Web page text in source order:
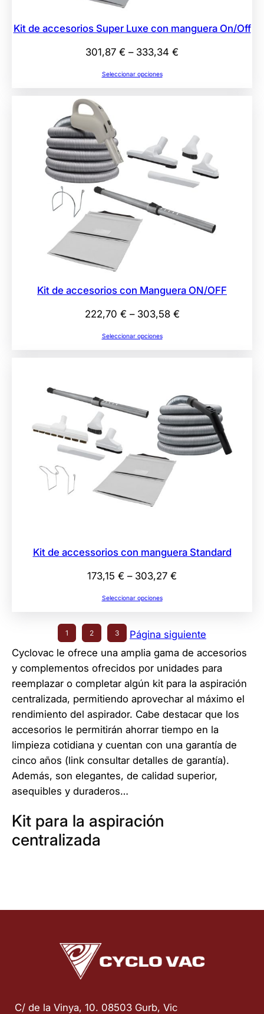
Kit de accesorios Super Luxe con manguera On/Off
301,87 € – 333,34 €
333,34 €
Seleccionar opciones
Kit de accesorios con Manguera ON/OFF
222,70 € – 303,58 €Rango
303,58 €
Seleccionar opciones
Kit de accessorios con manguera Standard
173,15 € – 303,27 €
173,15 €
hasta
303,27 €
Seleccionar opciones
1 2 3
Página siguiente
Cyclovac le ofrece una amplia gama de accesorios
y complementos ofrecidos por unidades para
reemplazar o completar algún kit para la aspiración
centralizada, permitiendo aprovechar al máximo el
rendimiento del aspirador. Cabe destacar que los
accesorios le permitirán ahorrar tiempo en la
limpieza cotidiana y cuentan con una garantía de
cinco años (link consultar detalles de garantía).
Además, son elegantes, de calidad superior,
asequibles y duraderos…
Kit para la aspiración
centralizada
C/ de la Vinya, 10. 08503 Gurb, Vic